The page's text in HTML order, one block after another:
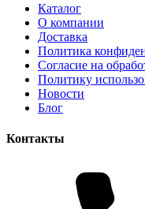
Каталог
О компании
Доставка
Политика
Согласие на
Политику
Новости
Блог
Контакты